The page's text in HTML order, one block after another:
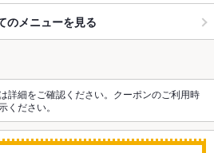
のメニューを見る
詳細をご確認ください。クーポンのご利用時
ださい。